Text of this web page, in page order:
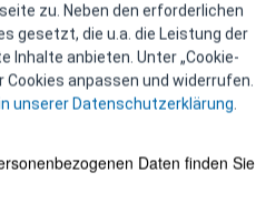
zu. Neben den erforderlichen
gesetzt, die u.a. die Leistung der
Inhalte anbieten. Unter „Cookie-
Cookies anpassen und widerrufen.
unserer Datenschutzerklärung.
Daten finden Sie